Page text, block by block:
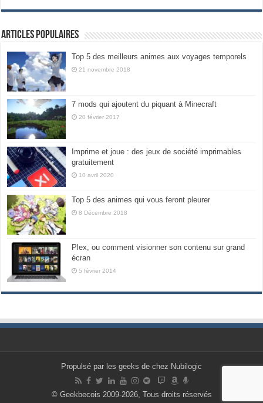
Articles populaires
Top 5 des meilleurs animes aux voyages temporels
21 novembre 2018
7 mods qui ajoutent du piquant à Minecraft
20 février 2017
Imprime et joue : des jeux de société imprimables
gratuitement
10 avril 2020
Top 5 des animes qui vous feront pleurer
8 Décembre 2018
Plex, ou comment visionner son contenu sur grand
écran
5 février 2014
Propulsé par les geeks de chez Nubilogic
© Geekbecois 2009-2026, Tous droits réservés